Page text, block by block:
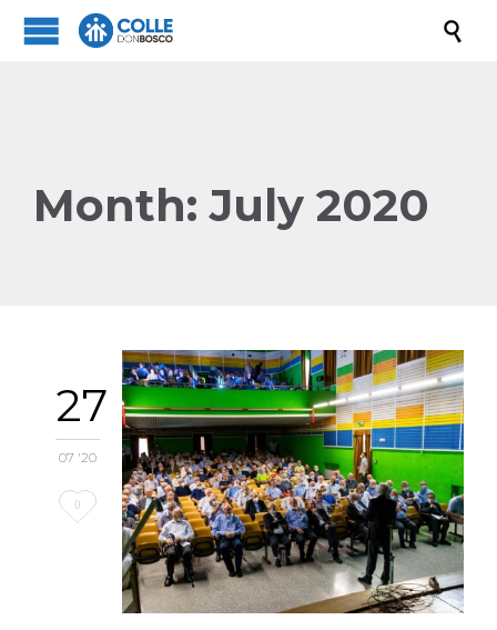

Month:July 2020
27
07 '20
Love
0